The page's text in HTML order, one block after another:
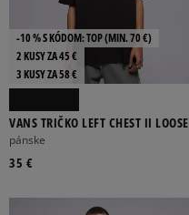
-10 % S KÓDOM: TOP (MIN. 70 €)
2 KUSY ZA 45 €
3 KUSY ZA 58 €
VANS TRIČKO LEFT CHEST II LOOSE
SS
pánske
35 €